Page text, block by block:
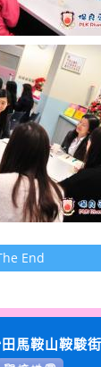
End
馬鞍山鞍駿